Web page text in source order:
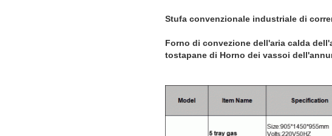
Stufa convenzionale industriale di
Forno di convezione dell'aria calda
tostapane di Horno dei vassoi